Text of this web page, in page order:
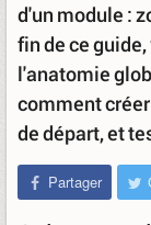
d'un module :
fin de ce
l'anatomie
comment
de départ, et
Partager